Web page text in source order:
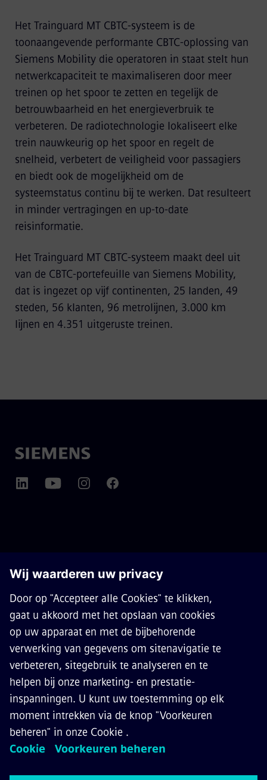
Het Trainguard MT CBTC-systeem is de
toonaangevende performante CBTC-oplossing van
Siemens Mobility die operatoren in staat stelt hun
netwerkcapaciteit te maximaliseren door meer
treinen op het spoor te zetten en tegelijk de
betrouwbaarheid en het energieverbruik te
verbeteren. De radiotechnologie lokaliseert elke
trein nauwkeurig op het spoor en regelt de
snelheid, verbetert de veiligheid voor passagiers
en biedt ook de mogelijkheid om de
systeemstatus continu bij te werken. Dat resulteert
in minder vertragingen en up-to-date
reisinformatie.
Het Trainguard MT CBTC-systeem maakt deel uit
van de CBTC-portefeuille van Siemens Mobility,
dat is ingezet op vijf continenten, 25 landen, 49
steden, 56 klanten, 96 metrolijnen, 3.000 km
lijnen en 4.351 uitgeruste treinen.
CONTACT
CARRIÈRES
©Siemens Mobility2026
Privacy Notice
Cookie Notice